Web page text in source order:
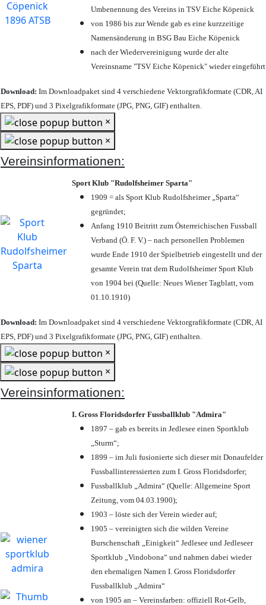
Umbenennung des Vereins in TSV Eiche Köpenick
von 1986 bis zur Wende gab es eine kurzzeitige
Namensänderung in BSG Bau Eiche Köpenick
nach der Wiedervereinigung wurde der alte
Vereinsname "TSV Eiche Köpenick" wieder eingeführt
Download: Im Downloadpaket sind 4 verschiedene Vektorgrafikformate (CDR, AI
EPS, PDF) und 3 Pixelgrafikformate (JPG, PNG, GIF) enthalten.
×
×
Vereinsinformationen:
Sport Klub "Rudolfsheimer Sparta"
1909 = als Sport Klub Rudolfsheimer „Sparta“
gegründet;
Anfang 1910 Beitritt zum Österreichischen Fussball
Verband (Ö. F. V.) – nach personellen Problemen
wurde Ende 1910 der Spielbetrieb eingestellt und der
gesamte Verein trat dem Rudolfsheimer Sport Klub
von 1904 bei (Quelle: Neues Wiener Tagblatt, vom
01.10.1910)
Download: Im Downloadpaket sind 4 verschiedene Vektorgrafikformate (CDR, AI
EPS, PDF) und 3 Pixelgrafikformate (JPG, PNG, GIF) enthalten.
×
×
Vereinsinformationen:
I. Gross Floridsdorfer Fussballklub "Admira"
1897 – gab es bereits in Jedlesee einen Sportklub
„Sturm“;
1899 – im Juli fusionierte sich dieser mit Donaufelder
Fussballinteressierten zum I. Gross Floridsdorfer;
Fussballklub „Admira“ (Quelle: Allgemeine Sport
Zeitung, vom 04.03.1900);
1903 – löste sich der Verein wieder auf;
1905 – vereinigten sich die wilden Vereine
Burschenschaft „Einigkeit“ Jedlesee und Jedleseer
Sportklub „Vindobona“ und nahmen dabei wieder
den ehemaligen Namen I. Gross Floridsdorfer
Fussballklub „Admira“
von 1905 an – Vereinsfarben: offiziell Rot-Gelb,